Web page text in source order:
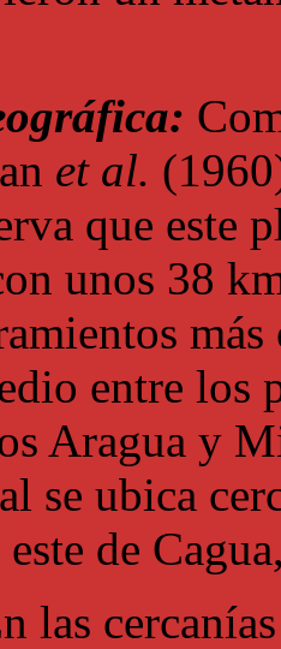
et al.
que este
unos 38
más
entre los
Aragua y
se ubica
de
las